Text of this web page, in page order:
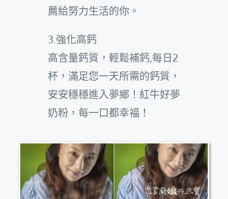
薦給努力生活的你。
3.強化高鈣
高含量鈣質，輕鬆補鈣,每日2
杯，滿足您一天所需的鈣質，
安安穩穩進入夢鄉！紅牛好夢
奶粉，每一口都幸福！